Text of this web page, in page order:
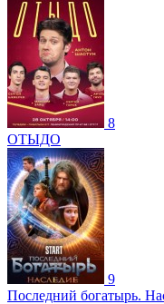
8
ОТЫДО
9
Последний богатырь.